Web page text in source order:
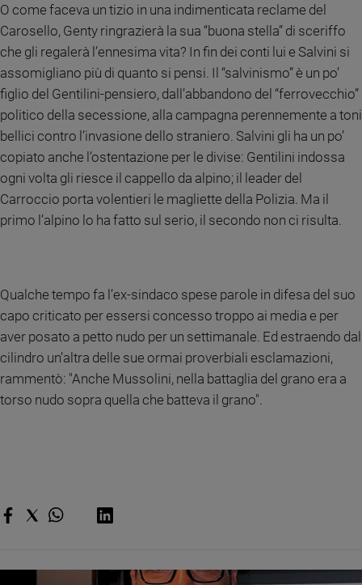
O come faceva un tizio in una indimenticata reclame del
Carosello, Genty ringrazierà la sua “buona stella” di sceriffo
che gli regalerà l’ennesima vita? In fin dei conti lui e Salvini si
assomigliano più di quanto si pensi. Il “salvinismo” è un po’
figlio del Gentilini-pensiero, dall’abbandono del “ferrovecchio”
politico della secessione, alla campagna perennemente a toni
bellici contro l’invasione dello straniero. Salvini gli ha un po’
copiato anche l’ostentazione per le divise: Gentilini indossa
ogni volta gli riesce il cappello da alpino; il leader del
Carroccio porta volentieri le magliette della Polizia. Ma il
primo l’alpino lo ha fatto sul serio, il secondo non ci risulta.
Qualche tempo fa l’ex-sindaco spese parole in difesa del suo
capo criticato per essersi concesso troppo ai media e per
aver posato a petto nudo per un settimanale. Ed estraendo dal
cilindro un’altra delle sue ormai proverbiali esclamazioni,
rammentò: "Anche Mussolini, nella battaglia del grano era a
torso nudo sopra quella che batteva il grano".